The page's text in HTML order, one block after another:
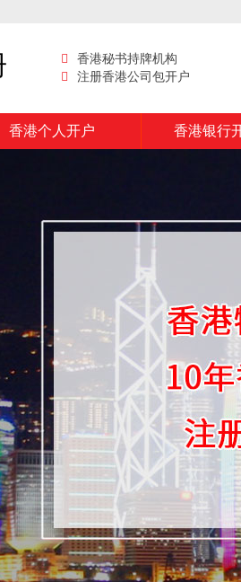
香港秘书持牌机构
注册香港公司包开户
香港个人开户 香港银行